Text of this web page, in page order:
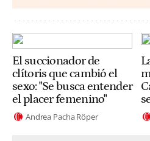
El succionador de
clítoris que cambió el
sexo: "Se busca entender
el placer femenino"
Andrea Pacha Röper